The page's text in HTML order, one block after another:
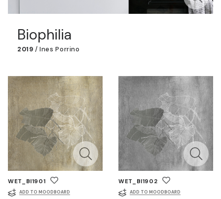
Biophilia
2019 / Ines Porrino
WET_BI1901
ADD TO MOODBOARD
WET_BI1902
ADD TO MOODBOARD